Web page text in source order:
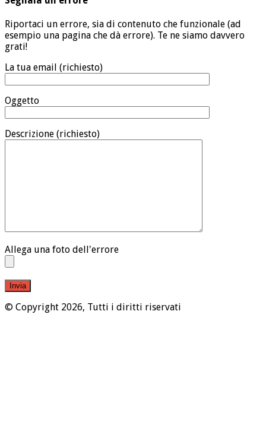
Riportaci un errore, sia di contenuto che funzionale (ad
esempio una pagina che dà errore). Te ne siamo davvero
grati!
La tua email (richiesto)
Oggetto
Descrizione (richiesto)
Allega una foto dell'errore
© Copyright 2026, Tutti i diritti riservati